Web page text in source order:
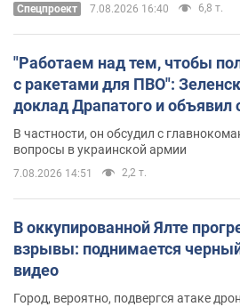
Спецпроект 7.08.2026 16:40 6,8 т.
"Работаем над тем, чтобы
с ракетами для ПВО":
доклад Драпатого и объявил
В частности, он обсудил с
вопросы в украинской армии
7.08.2026 14:51 2,2 т.
В оккупированной Ялте
взрывы: поднимается
видео
Город, вероятно, подвергся атаке